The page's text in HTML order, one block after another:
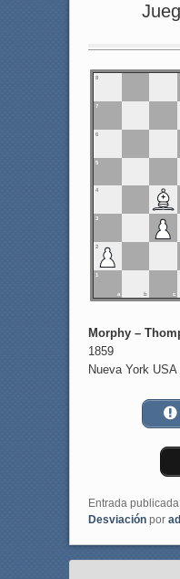
8
7
6
5
4
3
2
1
a b c
Morphy –
1859
Nueva York USA
Entrada
Desviaciónpor